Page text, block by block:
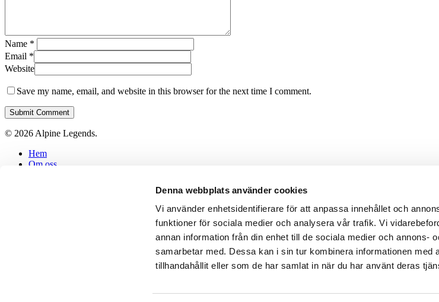
Denna webbplats använder cookies
Vi använder enhetsidentifierare för att anpassa innehållet och
funktioner för sociala medier och analysera vår trafik. Vi
annan information från din enhet till de sociala medier och annons-
samarbetar med. Dessa kan i sin tur kombinera informationen med
tillhandahållit eller som de har samlat in när du har använt deras
Name *
Email *
Website
Save my name, email, and website in this browser for the next time I comment.
© 2026 Alpine Legends.
Close
Menu
Hem
Om oss